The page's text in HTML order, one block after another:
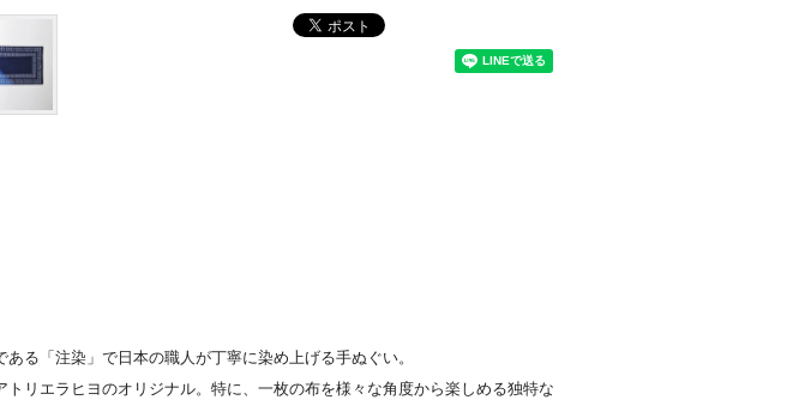
る「注染」で日本の職人が丁寧に染め上げる手ぬぐい。
リエラヒヨのオリジナル。特に、一枚の布を様々な角度から楽しめる独特な